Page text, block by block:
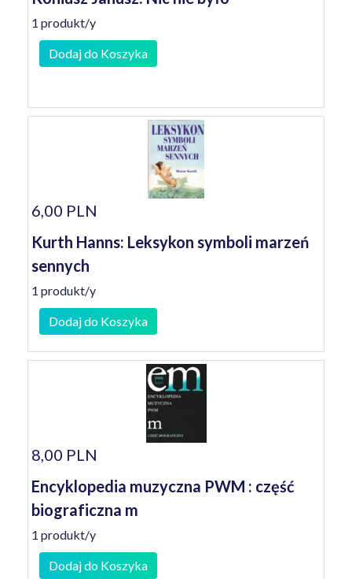
1 produkt/y
Dodaj do Koszyka
6,00 PLN
Kurth Hanns: Leksykon symboli marzeń
sennych
1 produkt/y
Dodaj do Koszyka
8,00 PLN
Encyklopedia muzyczna PWM : część
biograficzna m
1 produkt/y
Dodaj do Koszyka